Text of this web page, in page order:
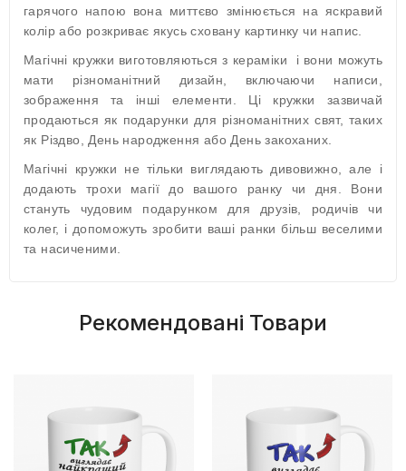
гарячого напою вона миттєво змінюється на яскравий
колір або розкриває якусь сховану картинку чи напис.
Магічні кружки виготовляються з кераміки і вони можуть
мати різноманітний дизайн, включаючи написи,
зображення та інші елементи. Ці кружки зазвичай
продаються як подарунки для різноманітних свят, таких
як Різдво, День народження або День закоханих.
Магічні кружки не тільки виглядають дивовижно, але і
додають трохи магії до вашого ранку чи дня. Вони
стануть чудовим подарунком для друзів, родичів чи
колег, і допоможуть зробити ваші ранки більш веселими
та насиченими.
Рекомендовані Товари